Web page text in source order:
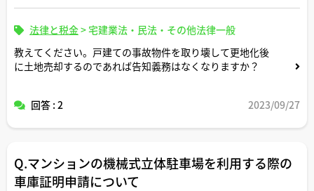
法律と税金>宅建業法・民法・その他法律一般
教えてください。戸建ての事故物件を取り壊して更地化後
に土地売却するのであれば告知義務はなくなりますか？
回答 : 2 2023/09/27
Q.マンションの機械式立体駐車場を利用する際の
車庫証明申請について